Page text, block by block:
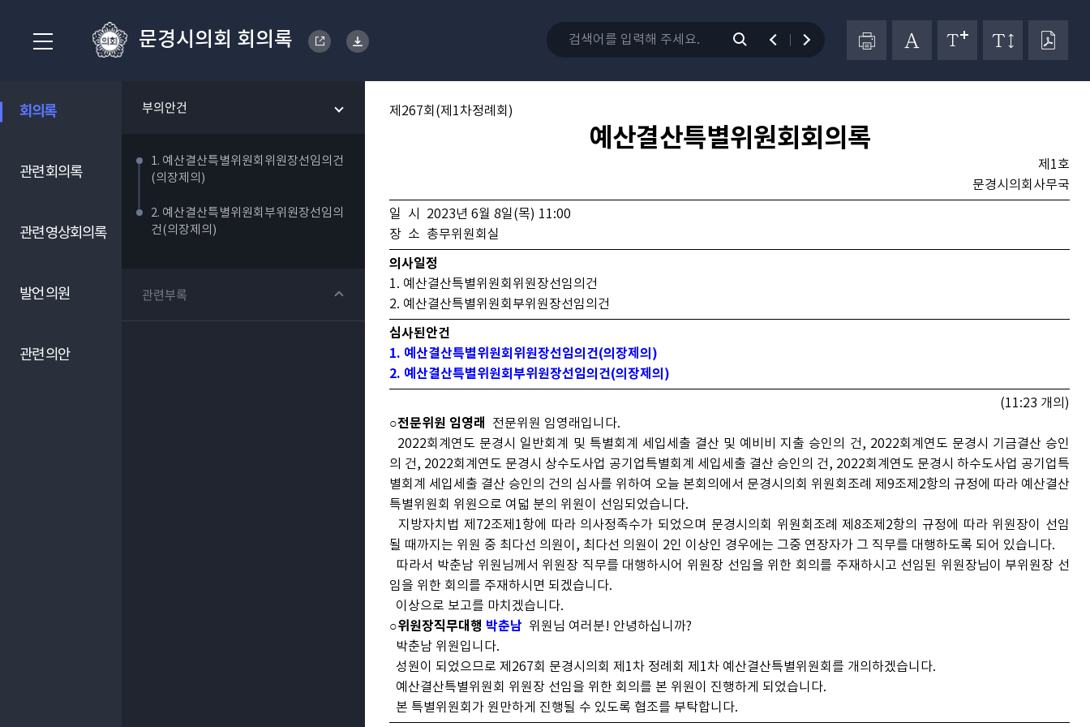
문경시의회 회의록
회의록 부의안건
1. 예산결산특별위원회위원장선임의건
(의장제의)
2. 예산결산특별위원회부위원장선임의
건(의장제의)
관련부록
관련 회의록
관련 영상회의록
발언 의원
관련 의안
제267회(제1차정례회)
예산결산특별위원회회의록
제1호
문경시의회사무국
일 시 2023년 6월 8일(목) 11:00
장 소 총무위원회실
의사일정
1. 예산결산특별위원회위원장선임의건
2. 예산결산특별위원회부위원장선임의건
심사된안건
1. 예산결산특별위원회위원장선임의건(의장제의)
2. 예산결산특별위원회부위원장선임의건(의장제의)
(11:23 개의)
○전문위원 임영래
전문위원 임영래입니다.
2022회계연도 문경시 일반회계 및 특별회계 세입세출 결산 및 예비비 지출 승인의 건, 2022회계연도 문경시 기금결산 승인
의 건, 2022회계연도 문경시 상수도사업 공기업특별회계 세입세출 결산 승인의 건, 2022회계연도 문경시 하수도사업 공기업특
별회계 세입세출 결산 승인의 건의 심사를 위하여 오늘 본회의에서 문경시의회 위원회조례 제9조제2항의 규정에 따라 예산결산
특별위원회 위원으로 여덟 분의 위원이 선임되었습니다.
지방자치법 제72조제1항에 따라 의사정족수가 되었으며 문경시의회 위원회조례 제8조제2항의 규정에 따라 위원장이 선임
될 때까지는 위원 중 최다선 의원이, 최다선 의원이 2인 이상인 경우에는 그중 연장자가 그 직무를 대행하도록 되어 있습니다.
따라서 박춘남 위원님께서 위원장 직무를 대행하시어 위원장 선임을 위한 회의를 주재하시고 선임된 위원장님이 부위원장 선
임을 위한 회의를 주재하시면 되겠습니다.
이상으로 보고를 마치겠습니다.
○위원장직무대행 박춘남 위원님 여러분! 안녕하십니까?
박춘남 위원입니다.
성원이 되었으므로 제267회 문경시의회 제1차 정례회 제1차 예산결산특별위원회를 개의하겠습니다.
예산결산특별위원회 위원장 선임을 위한 회의를 본 위원이 진행하게 되었습니다.
본 특별위원회가 원만하게 진행될 수 있도록 협조를 부탁합니다.